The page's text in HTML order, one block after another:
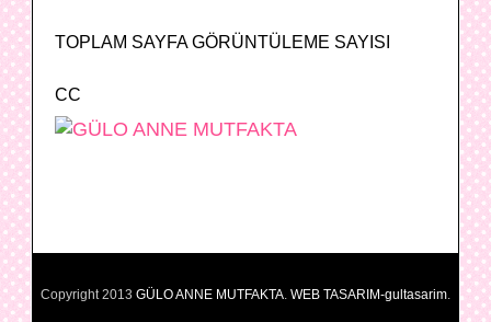
TOPLAM SAYFA GÖRÜNTÜLEME SAYISI
CC
Copyright 2013 GÜLO ANNE MUTFAKTA WEB TASARIM-gultasarim